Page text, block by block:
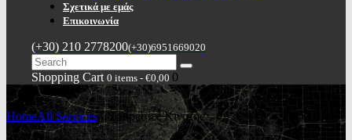
Σχετικά με εμάς
Επικοινωνία
(+30) 210 2778200(+30)6951669020
Shopping Cart 0 items - €0,00 0
HomeAll Services... Υπηρεσίες Κινητής